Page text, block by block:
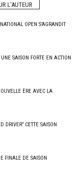
L'AUTEUR
OPEN S’AGRANDIT
SAISON FORTE EN ACTION
ÈRE AVEC LA
DRIVER” CETTE SAISON
FINALE DE SAISON